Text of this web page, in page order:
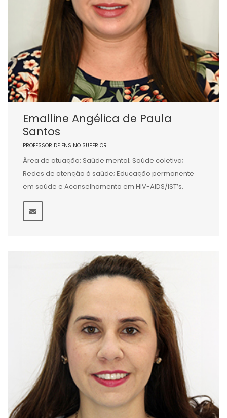
Emalline Angélica de Paula
Santos
PROFESSOR DE ENSINO SUPERIOR
Área de atuação: Saúde mental; Saúde coletiva;
Redes de atenção à saúde; Educação permanente
em saúde e Aconselhamento em HIV-AIDS/IST’s.